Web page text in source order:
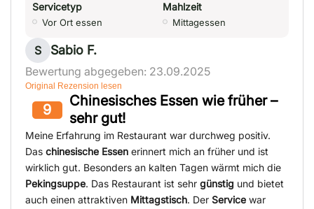
Servicetyp
Vor Ort essen
Mahlzeit
Mittagessen
S Sabio F.
Bewertung abgegeben: 23.09.2025
Original Rezension lesen
9
Chinesisches Essen wie früher –
sehr gut!
Meine Erfahrung im Restaurant war durchweg positiv.
Das chinesische Essen erinnert mich an früher und ist
wirklich gut. Besonders an kalten Tagen wärmt mich die
Pekingsuppe. Das Restaurant ist sehr günstig und bietet
auch einen attraktiven Mittagstisch. Der Service war